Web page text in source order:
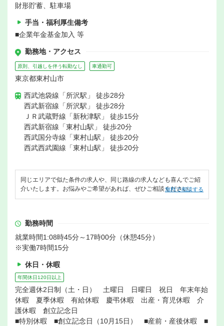
財形貯蓄、駐車場
手当・福利厚生備考
■企業年金基金加入 等
勤務地・アクセス
原則、引越しを伴う転勤なし 車通勤可
東京都東村山市
西武池袋線「所沢駅」 徒歩28分
西武新宿線「所沢駅」 徒歩28分
ＪＲ武蔵野線「新秋津駅」 徒歩15分
西武新宿線「東村山駅」 徒歩20分
西武国分寺線「東村山駅」 徒歩20分
西武西武園線「東村山駅」 徒歩20分
同じエリアで似た条件の求人や、同じ路線の求人なども喜んでご紹
介いたします。お悩みやご希望があれば、ぜひご相談ください。
無料で相談する
勤務時間
就業時間1:08時45分～17時00分（休憩45分）
※実働7時間15分
休日・休暇
年間休日120日以上
完全週休2日制（土・日） 土曜日 日曜日 祝日 年末年始
休暇 夏季休暇 有給休暇 慶弔休暇 出産・育児休暇 介
護休暇 創立記念日
■特別休暇 ■創立記念日（10月15日） ■産前・産後休暇 ■